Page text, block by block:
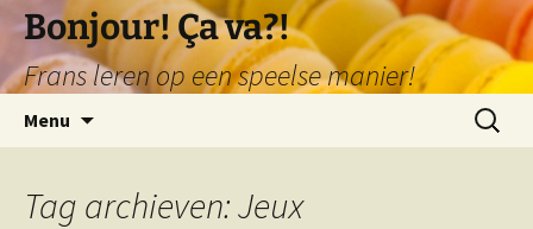
naar
de
inhoud
Bonjour! Ça va?!
Frans leren op een speelse manier!
Menu
Zoeken
naar:
Tag archieven: Jeux